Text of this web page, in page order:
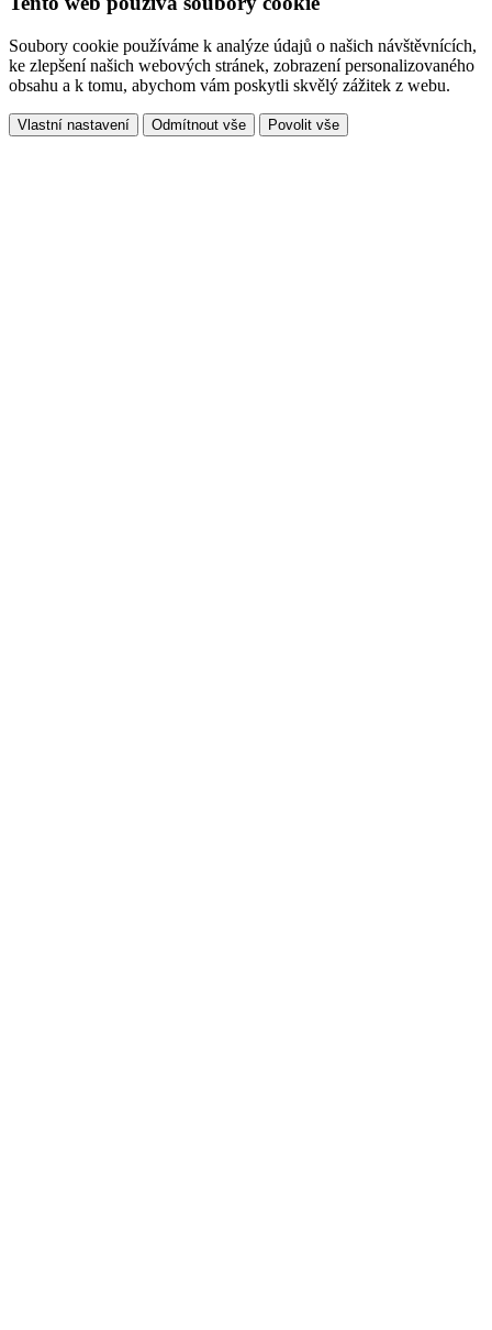
Soubory cookie používáme k analýze údajů o našich návštěvnících,
ke zlepšení našich webových stránek, zobrazení personalizovaného
obsahu a k tomu, abychom vám poskytli skvělý zážitek z webu.
Vlastní nastavení Odmítnout vše Povolit vše